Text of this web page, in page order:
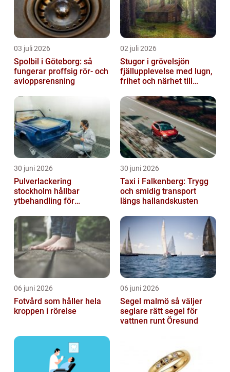
03 juli 2026
Spolbil i Göteborg: så
fungerar proffsig rör- och
avloppsrensning
02 juli 2026
Stugor i grövelsjön
fjällupplevelse med lugn,
frihet och närhet till
30 juni 2026
Pulverlackering
stockholm hållbar
ytbehandling för
30 juni 2026
Taxi i Falkenberg: Trygg
och smidig transport
längs hallandskusten
06 juni 2026
Fotvård som håller hela
kroppen i rörelse
06 juni 2026
Segel malmö så väljer
seglare rätt segel för
vattnen runt Öresund